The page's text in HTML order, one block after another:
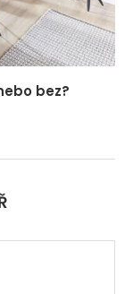
bez?